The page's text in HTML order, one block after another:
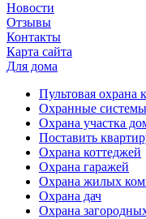
Новости
Отзывы
Контакты
Карта сайта
Для дома
Пультовая охрана
Охранные
Охрана участка
Поставить
Охрана коттеджей
Охрана гаражей
Охрана жилых
Охрана дач
Охрана